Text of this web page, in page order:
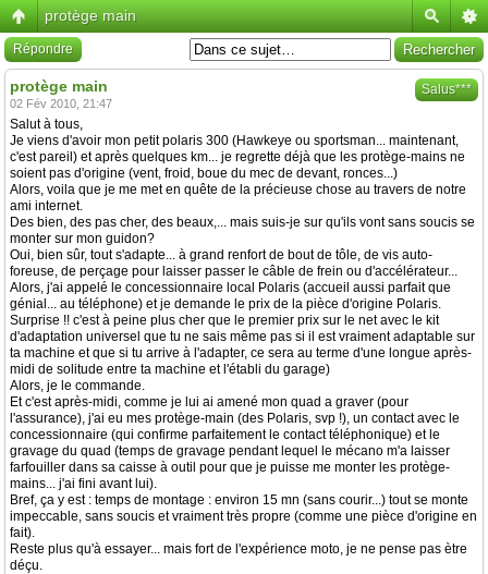
protège main
Répondre
Salus***
protège main
02 Fév 2010, 21:47
Salut à tous,
Je viens d'avoir mon petit polaris 300 (Hawkeye ou sportsman... maintenant,
c'est pareil) et après quelques km... je regrette déjà que les protège-mains ne
soient pas d'origine (vent, froid, boue du mec de devant, ronces...)
Alors, voila que je me met en quête de la précieuse chose au travers de notre
ami internet.
Des bien, des pas cher, des beaux,... mais suis-je sur qu'ils vont sans soucis se
monter sur mon guidon?
Oui, bien sûr, tout s'adapte... à grand renfort de bout de tôle, de vis auto-
foreuse, de perçage pour laisser passer le câble de frein ou d'accélérateur...
Alors, j'ai appelé le concessionnaire local Polaris (accueil aussi parfait que
génial... au téléphone) et je demande le prix de la pièce d'origine Polaris.
Surprise !! c'est à peine plus cher que le premier prix sur le net avec le kit
d'adaptation universel que tu ne sais même pas si il est vraiment adaptable sur
ta machine et que si tu arrive à l'adapter, ce sera au terme d'une longue après-
midi de solitude entre ta machine et l'établi du garage)
Alors, je le commande.
Et c'est après-midi, comme je lui ai amené mon quad a graver (pour
l'assurance), j'ai eu mes protège-main (des Polaris, svp !), un contact avec le
concessionnaire (qui confirme parfaitement le contact téléphonique) et le
gravage du quad (temps de gravage pendant lequel le mécano m'a laisser
farfouiller dans sa caisse à outil pour que je puisse me monter les protège-
mains... j'ai fini avant lui).
Bref, ça y est : temps de montage : environ 15 mn (sans courir...) tout se monte
impeccable, sans soucis et vraiment très propre (comme une pièce d'origine en
fait).
Reste plus qu'à essayer... mais fort de l'expérience moto, je ne pense pas ètre
déçu.